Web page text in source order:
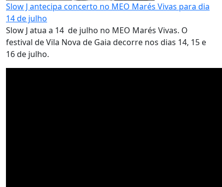
Slow J antecipa concerto no MEO Marés Vivas para dia
14 de julho
Slow J atua a 14 de julho no MEO Marés Vivas. O
festival de Vila Nova de Gaia decorre nos dias 14, 15 e
16 de julho.